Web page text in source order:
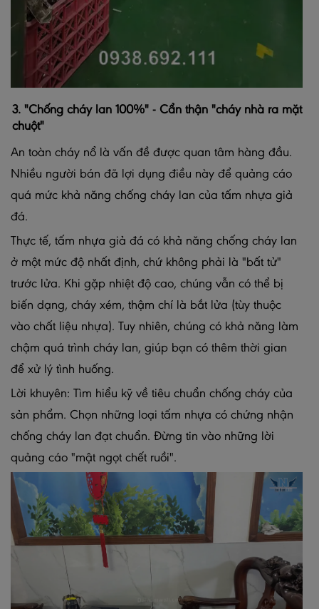
3. "Chống cháy lan 100%" - Cẩn thận "cháy nhà ra mặt
chuột"
An toàn cháy nổ là vấn đề được quan tâm hàng đầu.
Nhiều người bán đã lợi dụng điều này để quảng cáo
quá mức khả năng chống cháy lan của tấm nhựa giả
đá.
Thực tế, tấm nhựa giả đá có khả năng chống cháy lan
ở một mức độ nhất định, chứ không phải là "bất tử"
trước lửa. Khi gặp nhiệt độ cao, chúng vẫn có thể bị
biến dạng, cháy xém, thậm chí là bắt lửa (tùy thuộc
vào chất liệu nhựa). Tuy nhiên, chúng có khả năng làm
chậm quá trình cháy lan, giúp bạn có thêm thời gian
để xử lý tình huống.
Lời khuyên: Tìm hiểu kỹ về tiêu chuẩn chống cháy của
sản phẩm. Chọn những loại tấm nhựa có chứng nhận
chống cháy lan đạt chuẩn. Đừng tin vào những lời
quảng cáo "mật ngọt chết ruồi".